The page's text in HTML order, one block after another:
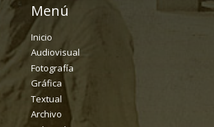
Menú
Inicio
Audiovisual
Fotografía
Gráfica
Textual
Archivo